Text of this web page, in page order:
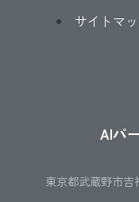
サイトマ
AIパ
東京都武蔵野市吉